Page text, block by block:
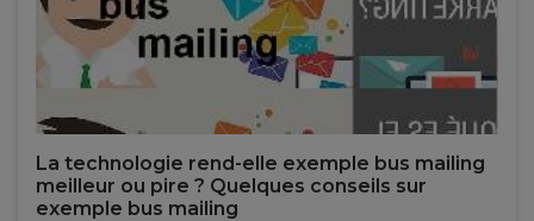
La technologie rend-elle exemple bus mailing
meilleur ou pire ? Quelques conseils sur
exemple bus mailing